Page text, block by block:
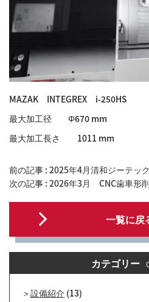
MAZAK INTEGREX i-250HS
最大加工径 Φ670 mm
最大加工長さ 1011 mm
前の記事 : 2025年4月清和ジーテッ
次の記事 : 2026年3月 CNC歯車形削
一覧に戻
カテゴリー
設備紹介 (13)